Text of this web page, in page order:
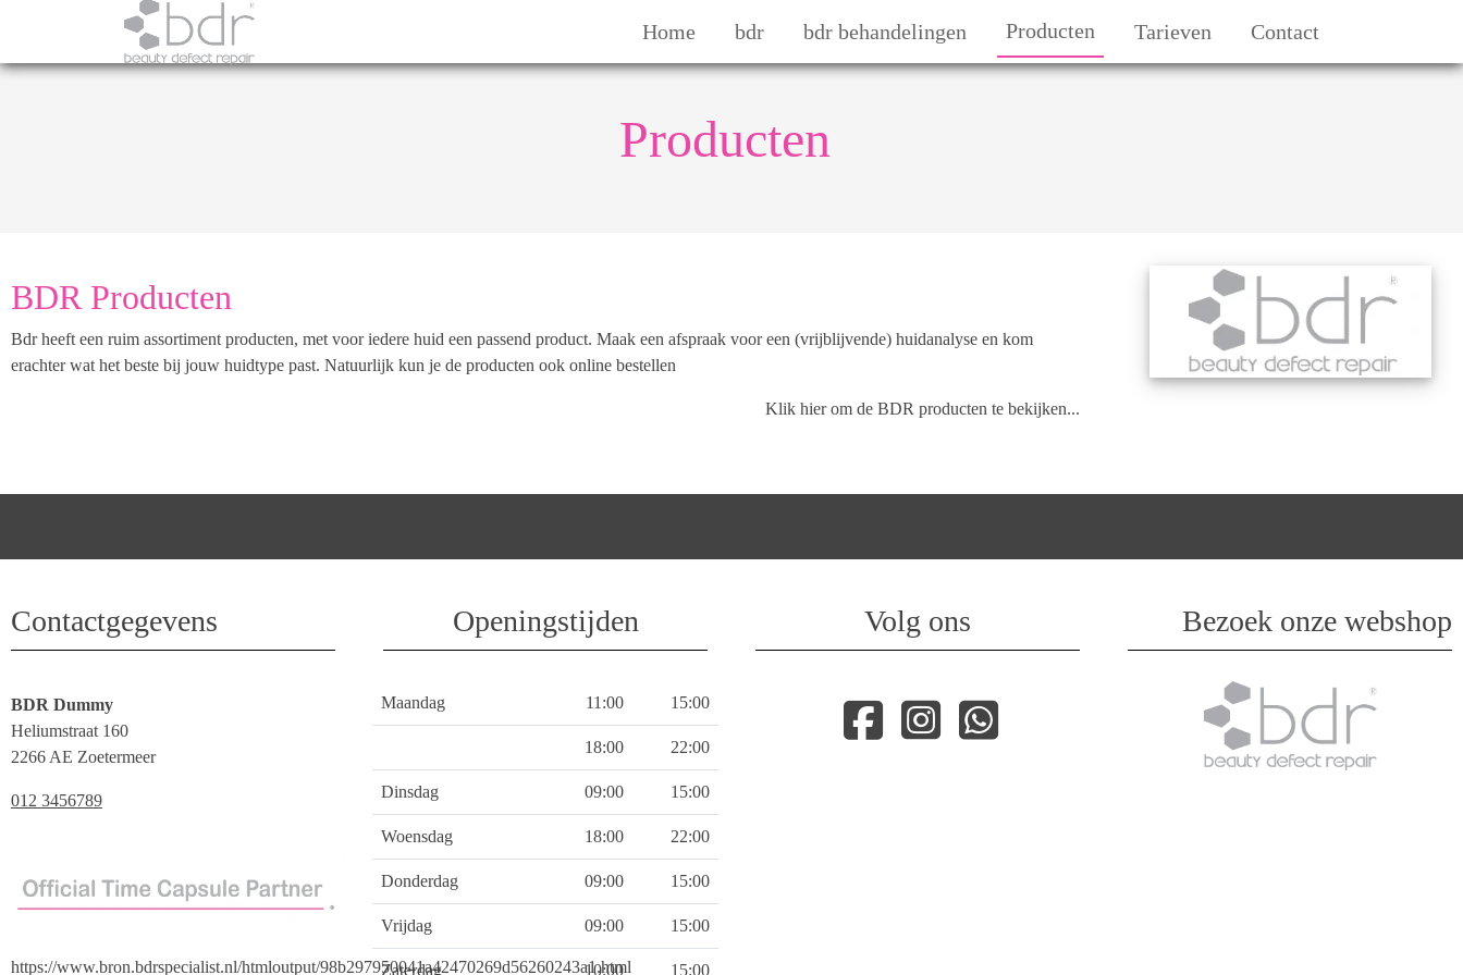
Home bdr bdr behandelingen Producten Tarieven Contact
Producten
BDR Producten
Bdr heeft een ruim assortiment producten, met voor iedere huid een passend product. Maak een afspraak voor een (vrijblijvende) huidanalyse en kom
erachter wat het beste bij jouw huidtype past. Natuurlijk kun je de producten ook online bestellen
Klik hier om de BDR producten te bekijken...
Contactgegevens
BDR Dummy
Heliumstraat 160
2266 AE Zoetermeer
012 3456789
https://www.bron.bdrspecialist.nl/htmloutput/98b297950041a42470269d56260243a1.html
Openingstijden
Maandag 11:00 15:00
18:00 22:00
Dinsdag 09:00 15:00
Woensdag 18:00 22:00
Donderdag 09:00 15:00
Vrijdag 09:00 15:00
Zaterdag 10:00 15:00
Volg ons Bezoek onze webshop